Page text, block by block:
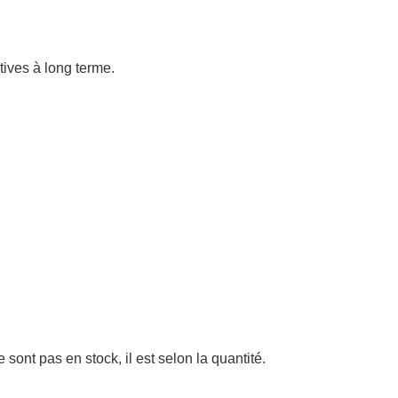
à long terme.
pas en stock, il est selon la quantité.